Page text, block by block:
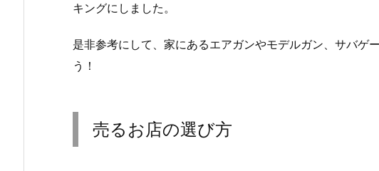
キングにしました。
是非参考にして、家にあるエアガンやモデルガン、サバゲ
う！
売るお店の選び方